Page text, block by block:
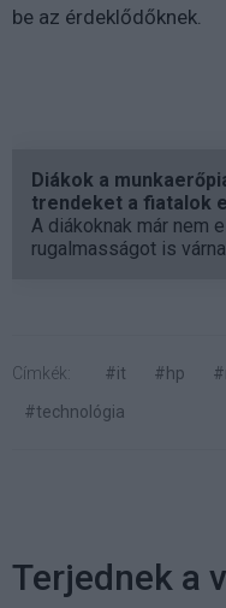
be az érdeklődőknek.
Diákok a
trendeket a fiatalok
A diákoknak már nem
rugalmasságot is
Címkék: #it #hp
#technológia
Terjednek a